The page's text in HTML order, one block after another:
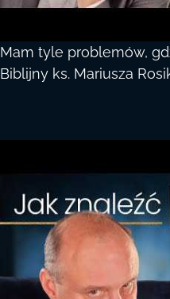
Mam tyle problemów,
Biblijny ks. Mariusza